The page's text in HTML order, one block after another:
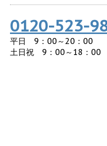
0120-523-
平日 9：00～20：00
土日祝 9：00～18：00